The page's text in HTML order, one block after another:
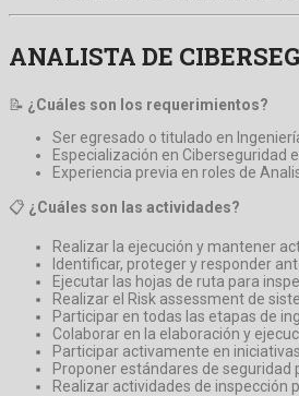
ANALISTA DE
📝 ¿Cuáles son los requerimientos?
Ser egresado o titulado en
Especialización en Ciberseguridad
Experiencia previa en roles de
📋 ¿Cuáles son las actividades?
Realizar la ejecución y mantener
Identificar, proteger y responder
Ejecutar las hojas de ruta para
Realizar el Risk assessment de
Participar en todas las etapas de
Colaborar en la elaboración y
Participar activamente en
Proponer estándares de seguridad
Realizar actividades de inspección